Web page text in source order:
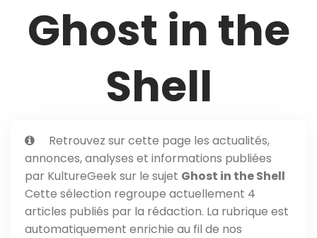
Ghost in the
Shell
Retrouvez sur cette page les actualités,
annonces, analyses et informations publiées
par KultureGeek sur le sujet Ghost in the Shell
Cette sélection regroupe actuellement 4
articles publiés par la rédaction. La rubrique est
automatiquement enrichie au fil de nos